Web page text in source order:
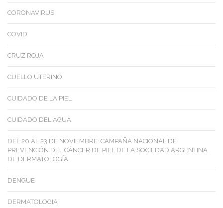
CORONAVIRUS
COVID
CRUZ ROJA
CUELLO UTERINO
CUIDADO DE LA PIEL
CUIDADO DEL AGUA
DEL 20 AL 23 DE NOVIEMBRE: CAMPAÑA NACIONAL DE
PREVENCIÓN DEL CÁNCER DE PIEL DE LA SOCIEDAD ARGENTINA
DE DERMATOLOGÍA
DENGUE
DERMATOLOGIA